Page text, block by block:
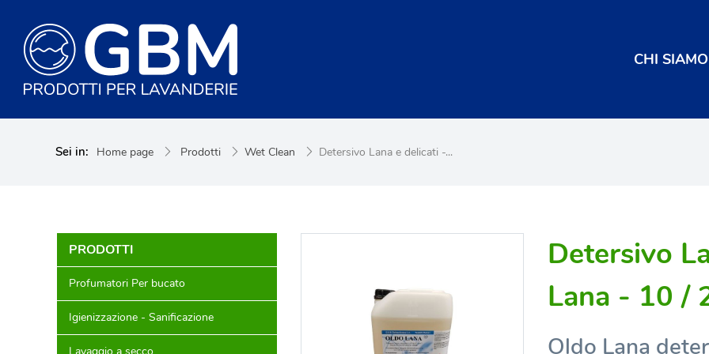
CHI SIAMO
Sei in: Home page Prodotti Wet Clean Detersivo Lana e delicati -...
PRODOTTI
Profumatori Per bucato
Igienizzazione - Sanificazione
Detersivo
Lana - 10 /
Oldo Lana